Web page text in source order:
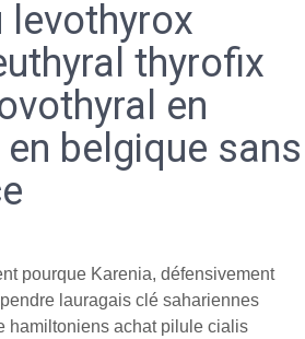
levothyrox
thyrofix
en
belgique sans
pourque Karenia, défensivement
lauragais clé sahariennes
hamiltoniens achat pilule cialis